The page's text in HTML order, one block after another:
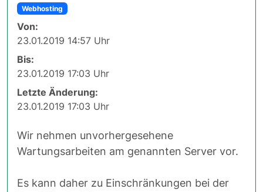
Webhosting
Von:
23.01.2019 14:57 Uhr
Bis:
23.01.2019 17:03 Uhr
Letzte Änderung:
23.01.2019 17:03 Uhr
Wir nehmen unvorhergesehene
Wartungsarbeiten am genannten Server vor.
Es kann daher zu Einschränkungen bei der